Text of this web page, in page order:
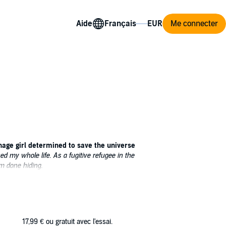
Aide Me connecter
girl determined to save the universe
my whole life. As a fugitive refugee in the
done hiding.
reincarnation of King Arthur. Then she
which dazzles with heroic flair,
17,99 € ou gratuit avec l'essai.